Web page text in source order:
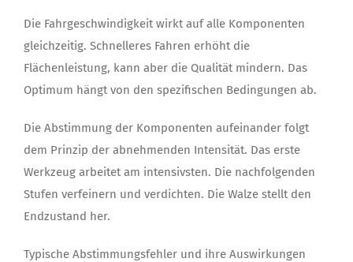
Die Fahrgeschwindigkeit wirkt auf alle Komponenten
gleichzeitig. Schnelleres Fahren erhöht die
Flächenleistung, kann aber die Qualität mindern. Das
Optimum hängt von den spezifischen Bedingungen ab.
Die Abstimmung der Komponenten aufeinander folgt
dem Prinzip der abnehmenden Intensität. Das erste
Werkzeug arbeitet am intensivsten. Die nachfolgenden
Stufen verfeinern und verdichten. Die Walze stellt den
Endzustand her.
Typische Abstimmungsfehler und ihre Auswirkungen